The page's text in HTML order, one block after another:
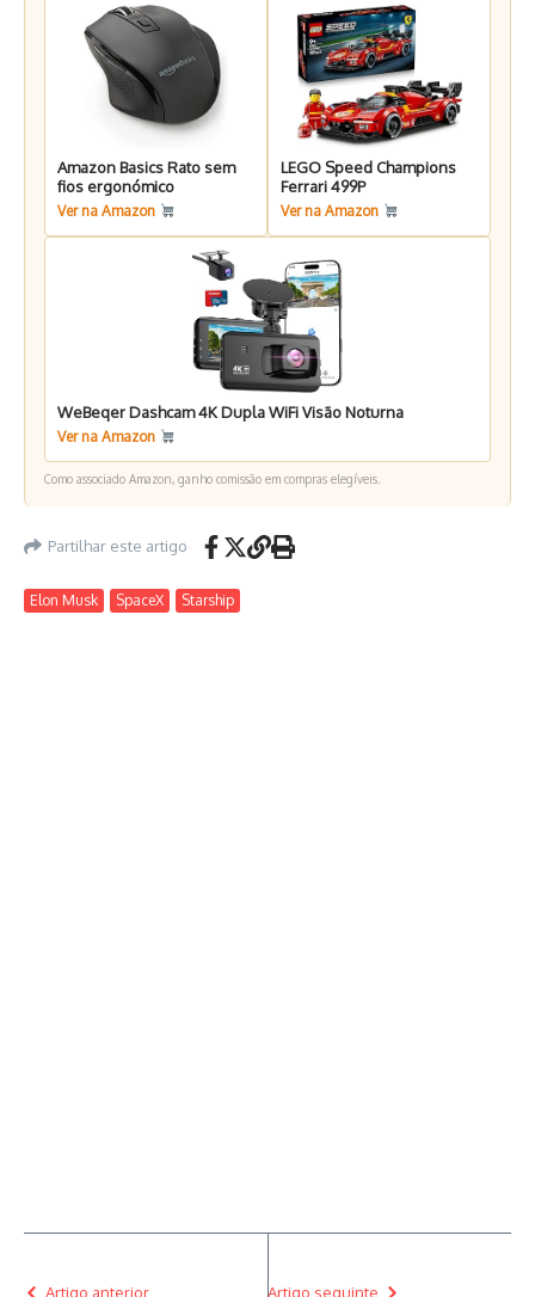
Amazon Basics Rato sem
fios ergonómico
Ver na Amazon
LEGO Speed Champions
Ferrari 499P
Ver na Amazon
WeBeqer Dashcam 4K Dupla WiFi Visão Noturna
Ver na Amazon
Como associado Amazon, ganho comissão em compras elegíveis.
Partilhar este artigo
Elon Musk SpaceX Starship
Artigo anterior Artigo seguinte